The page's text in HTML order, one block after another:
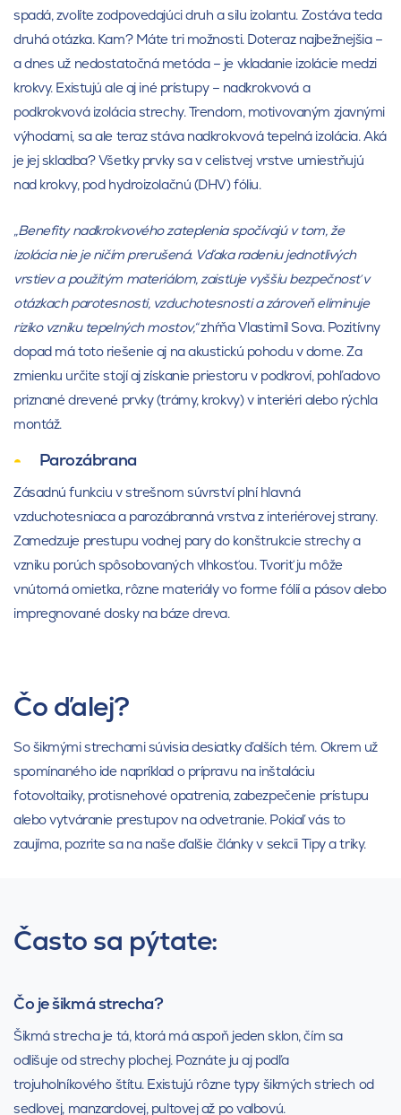
spadá, zvolíte zodpovedajúci druh a silu izolantu. Zostáva teda
druhá otázka. Kam? Máte tri možnosti. Doteraz najbežnejšia –
a dnes už nedostatočná metóda – je vkladanie izolácie medzi
krokvy. Existujú ale aj iné prístupy – nadkrokvová a
podkrokvová izolácia strechy. Trendom, motivovaným zjavnými
výhodami, sa ale teraz stáva nadkrokvová tepelná izolácia. Aká
je jej skladba? Všetky prvky sa v celistvej vrstve umiestňujú
nad krokvy, pod hydroizolačnú (DHV) fóliu.
„Benefity nadkrokvového zateplenia spočívajú v tom, že
izolácia nie je ničím prerušená. Vďaka radeniu jednotlivých
vrstiev a použitým materiálom, zaisťuje vyššiu bezpečnosť v
otázkach parotesnosti, vzduchotesnosti a zároveň eliminuje
riziko vzniku tepelných mostov,“zhŕňa Vlastimil Sova. Pozitívny
dopad má toto riešenie aj na akustickú pohodu v dome. Za
zmienku určite stojí aj získanie priestoru v podkroví, pohľadovo
priznané drevené prvky (trámy, krokvy) v interiéri alebo rýchla
montáž.
Parozábrana
Zásadnú funkciu v strešnom súvrství plní hlavná
vzduchotesniaca a parozábranná vrstva z interiérovej strany.
Zamedzuje prestupu vodnej pary do konštrukcie strechy a
vzniku porúch spôsobovaných vlhkosťou. Tvoriť ju môže
vnútorná omietka, rôzne materiály vo forme fólií a pásov alebo
impregnované dosky na báze dreva.
Čo ďalej?
So šikmými strechami súvisia desiatky ďalších tém. Okrem už
spomínaného ide napríklad o prípravu na inštaláciu
fotovoltaiky, protisnehové opatrenia, zabezpečenie prístupu
alebo vytváranie prestupov na odvetranie. Pokiaľ vás to
zaujíma, pozrite sa na naše ďalšie články v sekcii Tipy a triky.
Často sa pýtate:
Čo je šikmá strecha?
Šikmá strecha je tá, ktorá má aspoň jeden sklon, čím sa
odlišuje od strechy plochej. Poznáte ju aj podľa
trojuholníkového štítu. Existujú rôzne typy šikmých striech od
sedlovej, manzardovej, pultovej až po valbovú.